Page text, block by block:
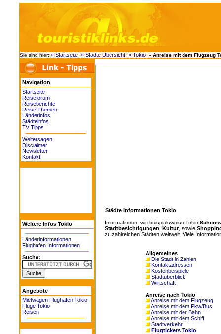
Sie sind hier: » Startseite » Städte Übersicht » Tokio » Anreise mit dem Flugzeug
Navigation
Startseite
Reiseforum
Reiseberichte
Reise Themen
Länderinfos
Städteinfos
TV Tipps
Weitersagen
Disclaimer
Newsletter
Kontakt
Weitere Infos Tokio
Länderinformationen
Flughafen Informationen
Suche:
Angebote
Mietwagen Flughafen Tokio
Flüge Tokio
Reisen
Städte Informationen Tokio
Informationen, wie beispielsweise Tokio
Stadtbesichtigungen
Kultur, sowie
zu zahlreichen Städten weltweit. Viele
Allgemeines
Die Stadt in Zahlen
Kontaktadressen
Kostenbeispiele
Stadtüberblick
Wirtschaft
Anreise nach Tokio
Anreise mit dem Flugzeug
Anreise mit dem Pkw/Bus
Anreise mit der Bahn
Anreise mit dem Schiff
Stadtverkehr
Flugtickets Tokio